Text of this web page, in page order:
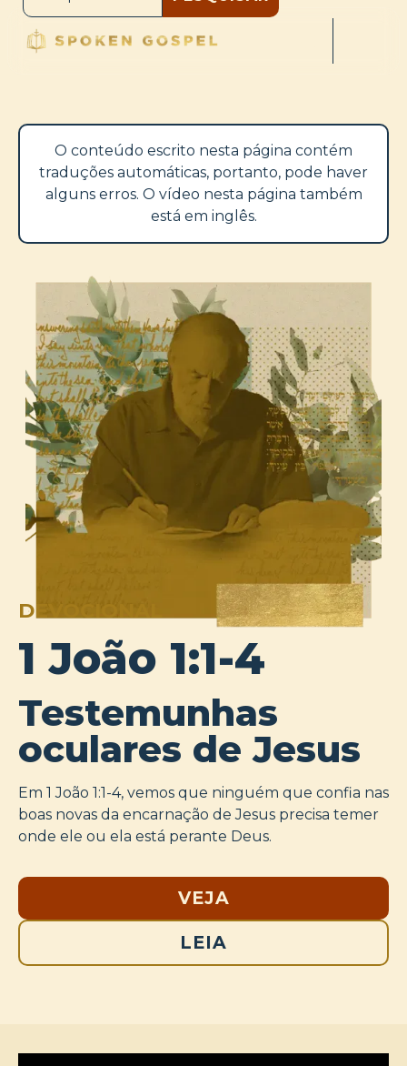
O conteúdo escrito nesta página contém
traduções automáticas, portanto, pode haver
alguns erros. O vídeo nesta página também
está em inglês.
DEVOCIONAL
1 João 1:1-4
Testemunhas
oculares de Jesus
Em 1 João 1:1-4, vemos que ninguém que confia nas
boas novas da encarnação de Jesus precisa temer
onde ele ou ela está perante Deus.
VEJA
LEIA